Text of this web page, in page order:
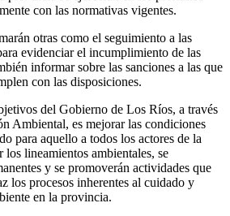
con las normativas vigentes.
otras como el seguimiento a las
evidenciar el incumplimiento de las
informar sobre las sanciones a las que
con las disposiciones.
del Gobierno de Los Ríos, a través
Ambiental, es mejorar las condiciones
para aquello a todos los actores de la
los lineamientos ambientales, se
y se promoverán actividades que
los procesos inherentes al cuidado y
en la provincia.